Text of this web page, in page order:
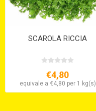
SCAROLA RICCIA
€4,80
equivale a €4,80 per 1 kg(s)